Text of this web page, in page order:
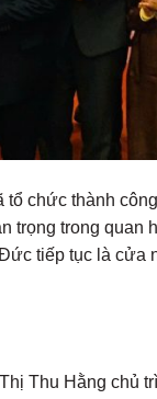
tổ chức thành
trọng trong
tiếp tục là
Thu Hằng chủ